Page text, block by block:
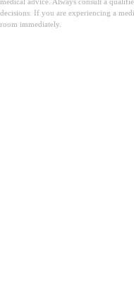
decisions. If you are experiencing a
room immediately.